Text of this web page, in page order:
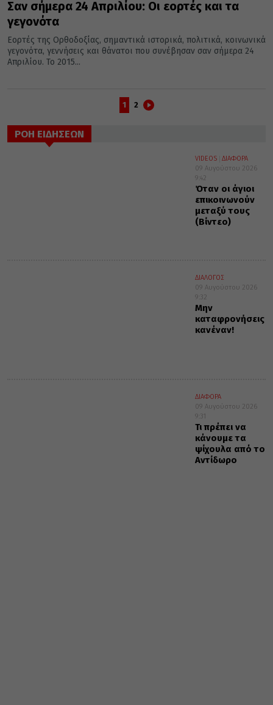
Σαν σήμερα 24 Απριλίου: Οι εορτές και τα
γεγονότα
Εορτές της Ορθοδοξίας, σημαντικά ιστορικά, πολιτικά, κοινωνικά
γεγονότα, γεννήσεις και θάνατοι που συνέβησαν σαν σήμερα 24
Απριλίου. Το 2015...
1 2
ΡΟΗ ΕΙΔΗΣΕΩΝ
VIDEOS
ΔΙΑΦΟΡΑ
09 Αυγούστου 2026
9:42
Όταν οι άγιοι
επικοινωνούν
μεταξύ τους
(Βίντεο)
ΔΙΑΛΟΓΟΣ
09 Αυγούστου 2026
9:32
Μην
καταφρονήσεις
κανέναν!
ΔΙΑΦΟΡΑ
09 Αυγούστου 2026
9:31
Τι πρέπει να
κάνουμε τα
ψίχουλα από το
Αντίδωρο